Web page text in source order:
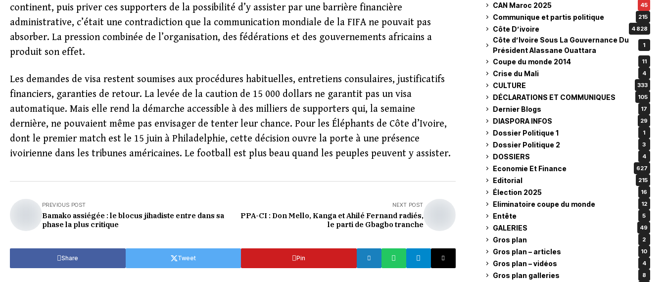
continent, puis priver ces supporters de la possibilité d’y assister par une barrière financière
administrative, c’était une contradiction que la communication mondiale de la FIFA ne pouvait pas
absorber. La pression combinée de l’organisation, des fédérations et des gouvernements africains a
produit son effet.
Les demandes de visa restent soumises aux procédures habituelles, entretiens consulaires, justificatifs
financiers, garanties de retour. La levée de la caution de 15 000 dollars ne garantit pas un visa
automatique. Mais elle rend la démarche accessible à des milliers de supporters qui, la semaine
dernière, ne pouvaient même pas envisager de tenter leur chance. Pour les Éléphants de Côte d’Ivoire,
dont le premier match est le 15 juin à Philadelphie, cette décision ouvre la porte à une présence
ivoirienne dans les tribunes américaines. Le football est plus beau quand les peuples peuvent y assister.
PREVIOUS POST
Bamako assiégée : le blocus jihadiste entre dans sa
phase la plus critique
NEXT POST
PPA-CI : Don Mello, Kanga et Ahilé Fernand radiés,
le parti de Gbagbo tranche
Share Tweet Pin
CAN Maroc 2025 45
Communique et partis politique 215
Côte D’ivoire 4 828
Côte d’Ivoire Sous La Gouvernance Du
Président Alassane Ouattara
1
Coupe du monde 2014 11
Crise du Mali 4
CULTURE 333
DÉCLARATIONS ET COMMUNIQUES 105
Dernier Blogs 17
DIASPORA INFOS 29
Dossier Politique 1 1
Dossier Politique 2 3
DOSSIERS 4
Economie Et Finance 627
Editorial 215
Élection 2025 16
Eliminatoire coupe du monde 12
Entête 5
GALERIES 49
Gros plan 2
Gros plan – articles 10
Gros plan – vidéos 4
Gros plan galleries 8